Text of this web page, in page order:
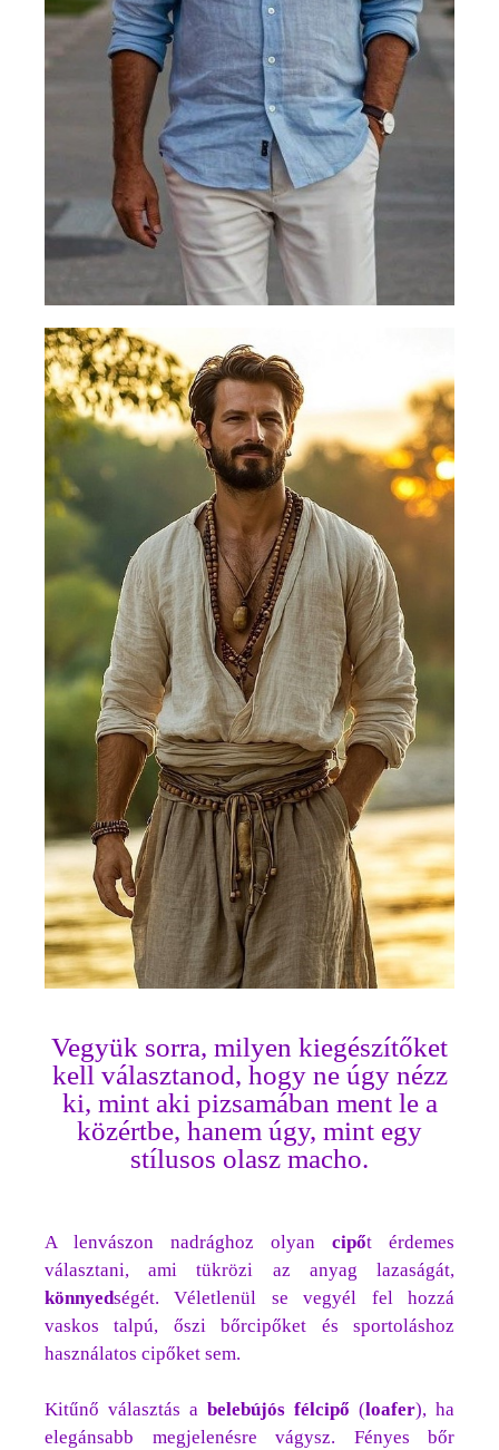
Vegyük sorra, milyen kiegészítőket
kell választanod, hogy ne úgy nézz
ki, mint aki pizsamában ment le a
közértbe, hanem úgy, mint egy
stílusos olasz macho.
A lenvászon nadrághoz olyan cipőt érdemes
választani, ami tükrözi az anyag lazaságát,
könnyedségét. Véletlenül se vegyél fel hozzá
vaskos talpú, őszi bőrcipőket és sportoláshoz
használatos cipőket sem.
Kitűnő választás a belebújós félcipő (loafer), ha
elegánsabb megjelenésre vágysz. Fényes bőr